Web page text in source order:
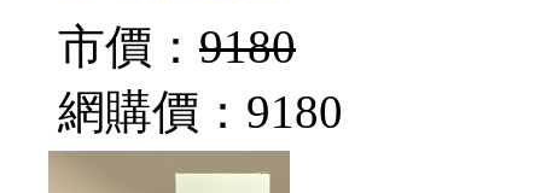
市價： 9180
網購價： 9180